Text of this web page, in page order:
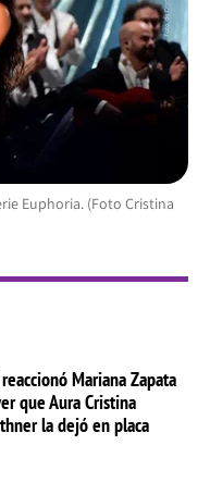
Euphoria. (Foto Cristina
Mariana Zapata
que Aura Cristina
la dejó en placa